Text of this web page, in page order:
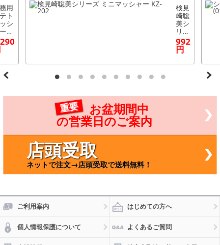
用
ト
シ
検見
崎聡
美シ
リー
ズ
ミニ
マッ
シャ
992
円
重要
お盆期間中
の営業日のご案内
店頭受取
ネットで注文→店頭受取で送料無料！
ご利用案内 はじめての方へ
個人情報保護について よくあるご質問